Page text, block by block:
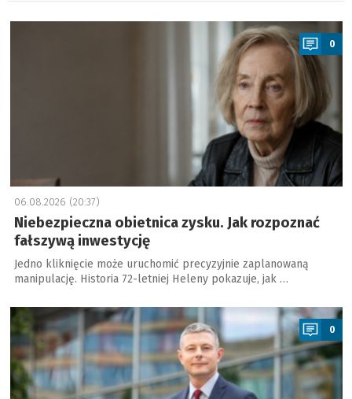
a
0
06.08.2026 (20:37)
Niebezpieczna obietnica zysku. Jak rozpoznać
fałszywą inwestycję
Jedno kliknięcie może uruchomić precyzyjnie zaplanowaną
manipulację. Historia 72-letniej Heleny pokazuje, jak …
a
0